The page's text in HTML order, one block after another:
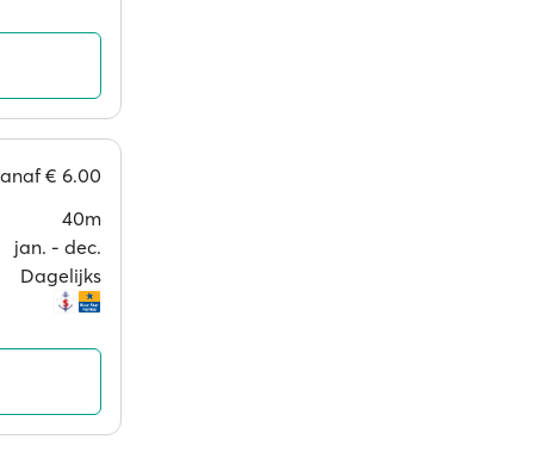
€ 6.00
40m
jan. ‐ dec.
Dagelijks